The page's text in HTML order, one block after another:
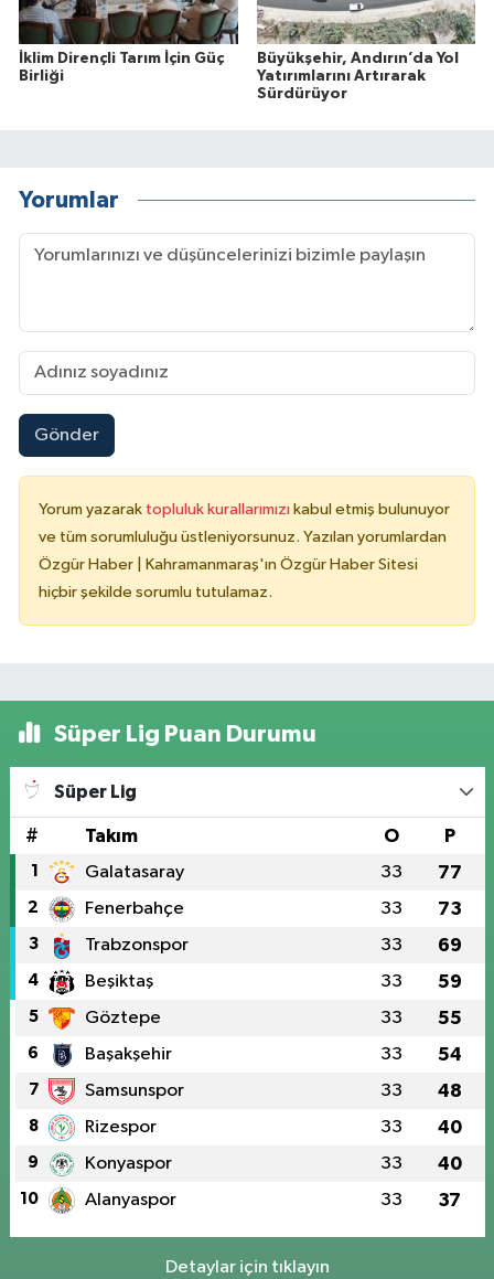
İklim Dirençli Tarım İçin Güç
Birliği
Büyükşehir, Andırın’da Yol
Yatırımlarını Artırarak
Sürdürüyor
Yorumlar
Gönder
Yorum yazarak topluluk kurallarımızı kabul etmiş bulunuyor
ve tüm sorumluluğu üstleniyorsunuz. Yazılan yorumlardan
Özgür Haber | Kahramanmaraş'ın Özgür Haber Sitesi
hiçbir şekilde sorumlu tutulamaz.
Süper Lig Puan Durumu
Süper Lig
# Takım O P
1 Galatasaray 33 77
2 Fenerbahçe 33 73
3 Trabzonspor 33 69
4 Beşiktaş 33 59
5 Göztepe 33 55
6 Başakşehir 33 54
7 Samsunspor 33 48
8 Rizespor 33 40
9 Konyaspor 33 40
10 Alanyaspor 33 37
Detaylar için tıklayın